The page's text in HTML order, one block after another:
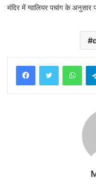
मंदिर में ग्वालियर पचांग के अनुसार